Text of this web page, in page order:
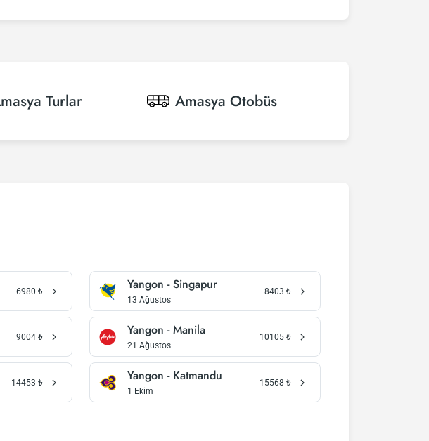
Turlar Amasya Otobüs
6980 ₺ Yangon - Singapur
13 Ağustos
8403 ₺
9004 ₺ Yangon - Manila
21 Ağustos
10105 ₺
14453 ₺ Yangon - Katmandu
1 Ekim
15568 ₺